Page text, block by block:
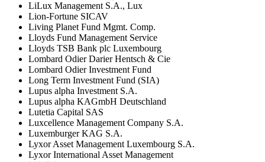
LiLux Management S.A., Lux
Lion-Fortune SICAV
Living Planet Fund Mgmt. Comp.
Lloyds Fund Management Service
Lloyds TSB Bank plc Luxembourg
Lombard Odier Darier Hentsch & Cie
Lombard Odier Investment Fund
Long Term Investment Fund (SIA)
Lupus alpha Investment S.A.
Lupus alpha KAGmbH Deutschland
Lutetia Capital SAS
Luxcellence Management Company S.A.
Luxemburger KAG S.A.
Lyxor Asset Management Luxembourg S.A.
Lyxor International Asset Management